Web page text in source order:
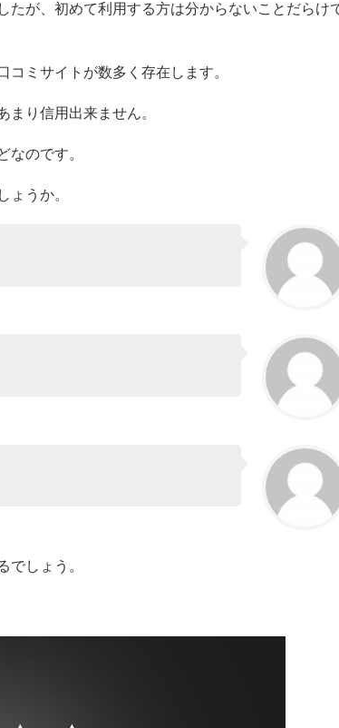
たが、初めて利用する方は分からないことだらけ
ミサイトが数多く存在します。
まり信用出来ません。
なのです。
ょうか。
でしょう。